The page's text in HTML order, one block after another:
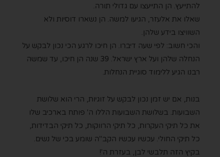
להתייעץ. הן התייעצו עם גדולי תורה.
שאלו את אלעזר, הגיעו למשה. הן נשארו דוסיות ולא
השוויצו בידע שלהן.
והכי חשוב: לפי שעה דיברו. הן חיכו לרגע הכי נכון לבקש על
הנחלה שלהן ועל ארץ ישראל. 39 שנה הן חיכו, עד שמשה
רבנו הגיע ללימוד סוגיית הנחלות.
בנות, אם יש זמן נכון לבקש על זוגיות, הרי הוא שלושת
השבועות. בשלושת השבועות הללו ה' פותח בארכיב שלו
את כל תיקי העקרות, כל תיקי הרווקות, כל תיקי הבדידות,
כל תיקי החולי. עכשיו עכשיו הקב"ה שומע בכי של נשים.
בקיץ הזה תלבשי לבן, בעזרת ה'!